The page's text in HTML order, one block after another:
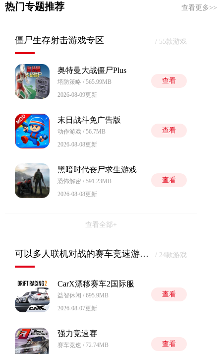
热门专题推荐 查看更多>>
僵尸生存射击游戏专区 / 55款游戏
奥特曼大战僵尸Plus
塔防策略 / 565.99MB
2026-08-09更新
查看
末日战斗免广告版
动作游戏 / 56.7MB
2026-08-08更新
查看
黑暗时代丧尸求生游戏
恐怖解密 / 591.23MB
2026-08-08更新
查看
查看全部+
可以多人联机对战的赛车竞速游戏排行榜 / 24款游戏
CarX漂移赛车2国际服
益智休闲 / 695.9MB
2026-08-07更新
查看
强力竞速赛
赛车竞速 / 72.74MB
查看